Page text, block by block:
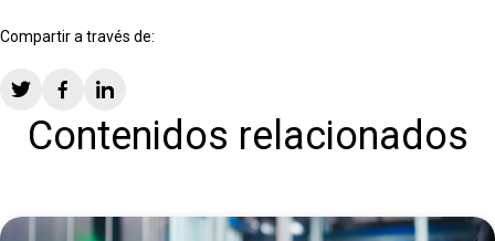
Compartir a través de:
Contenidos relacionados